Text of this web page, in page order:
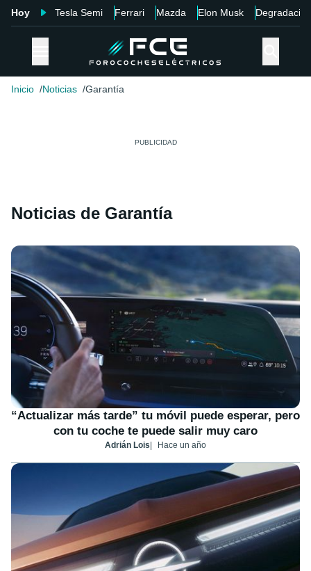
Hoy Tesla Semi Ferrari Mazda Elon Musk Degradación
Inicio Noticias Garantía
Noticias de Garantía
“Actualizar más tarde” tu móvil puede esperar, pero
con tu coche te puede salir muy caro
Adrián Lois Hace un año